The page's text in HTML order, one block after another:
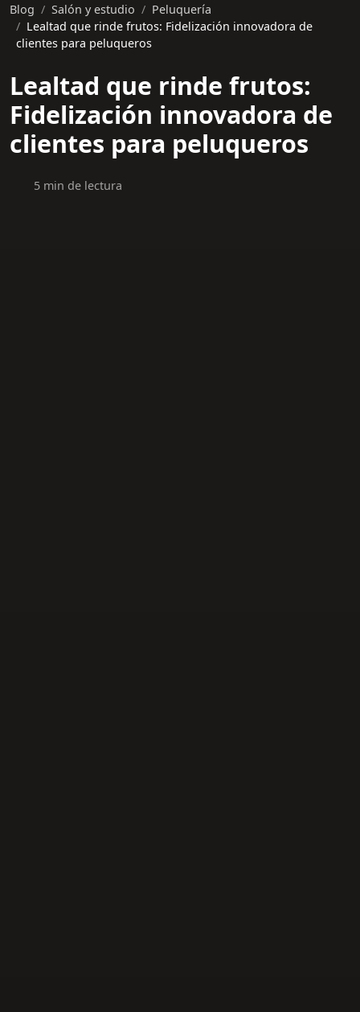
Blog Salón y estudio
Peluquería
Lealtad que rinde frutos: Fidelización innovadora de
clientes para peluqueros
Lealtad que rinde frutos:
Fidelización innovadora de
clientes para peluqueros
5 min de lectura